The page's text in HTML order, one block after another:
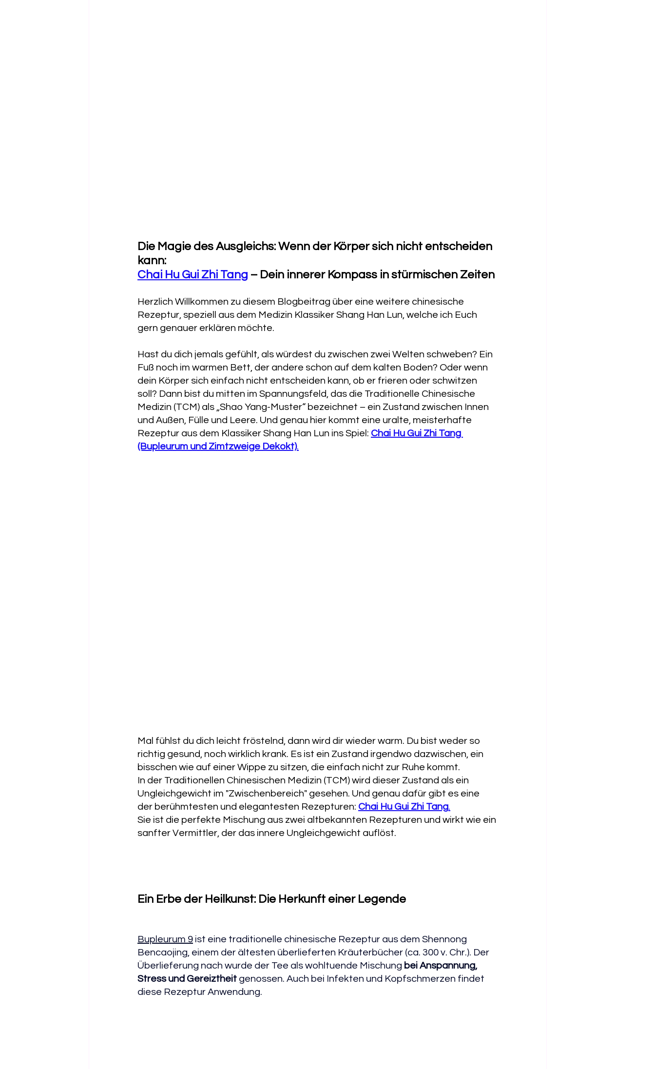
Die Magie des Ausgleichs: Wenn der Körper sich nicht entscheiden
kann:
Chai Hu Gui Zhi Tang – Dein innerer Kompass in stürmischen Zeiten
Herzlich Willkommen zu diesem Blogbeitrag über eine weitere chinesische
Rezeptur, speziell aus dem Medizin Klassiker Shang Han Lun, welche ich Euch
gern genauer erklären möchte.
Hast du dich jemals gefühlt, als würdest du zwischen zwei Welten schweben? Ein
Fuß noch im warmen Bett, der andere schon auf dem kalten Boden? Oder wenn
dein Körper sich einfach nicht entscheiden kann, ob er frieren oder schwitzen
soll? Dann bist du mitten im Spannungsfeld, das die Traditionelle Chinesische
Medizin (TCM) als „Shao Yang-Muster“ bezeichnet – ein Zustand zwischen Innen
und Außen, Fülle und Leere. Und genau hier kommt eine uralte, meisterhafte
Rezeptur aus dem Klassiker Shang Han Lun ins Spiel: Chai Hu Gui Zhi Tang
(Bupleurum und Zimtzweige Dekokt).
Mal fühlst du dich leicht fröstelnd, dann wird dir wieder warm. Du bist weder so
richtig gesund, noch wirklich krank. Es ist ein Zustand irgendwo dazwischen, ein
bisschen wie auf einer Wippe zu sitzen, die einfach nicht zur Ruhe kommt.
In der Traditionellen Chinesischen Medizin (TCM) wird dieser Zustand als ein
Ungleichgewicht im "Zwischenbereich" gesehen. Und genau dafür gibt es eine
der berühmtesten und elegantesten Rezepturen: Chai Hu Gui Zhi Tang.
Sie ist die perfekte Mischung aus zwei altbekannten Rezepturen und wirkt wie ein
sanfter Vermittler, der das innere Ungleichgewicht auflöst.
Ein Erbe der Heilkunst: Die Herkunft einer Legende
Bupleurum 9 ist eine traditionelle chinesische Rezeptur aus dem Shennong
Bencaojing, einem der ältesten überlieferten Kräuterbücher (ca. 300 v. Chr.). Der
Überlieferung nach wurde der Tee als wohltuende Mischung bei Anspannung,
Stress und Gereiztheit genossen. Auch bei Infekten und Kopfschmerzen findet
diese Rezeptur Anwendung.